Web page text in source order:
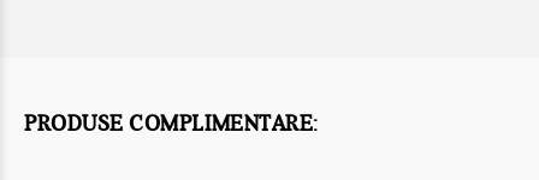
PRODUSE COMPLIMENTARE: